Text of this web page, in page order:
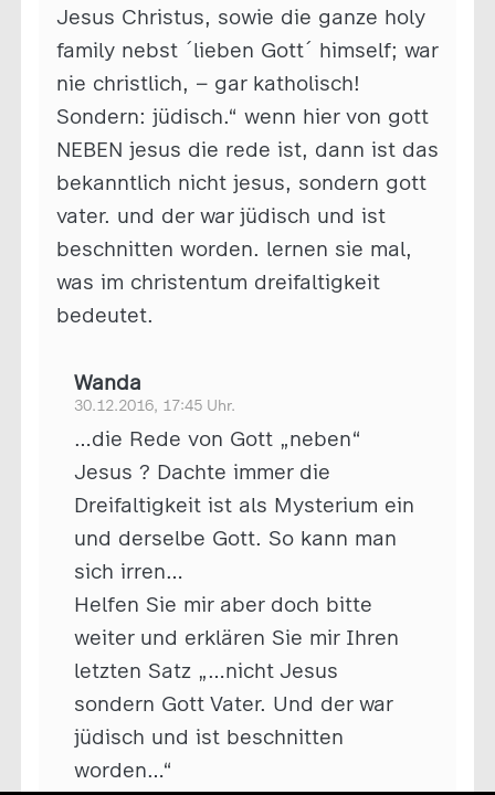
Jesus Christus, sowie die ganze holy
family nebst ´lieben Gott´ himself; war
nie christlich, – gar katholisch!
Sondern: jüdisch.“ wenn hier von gott
NEBEN jesus die rede ist, dann ist das
bekanntlich nicht jesus, sondern gott
vater. und der war jüdisch und ist
beschnitten worden. lernen sie mal,
was im christentum dreifaltigkeit
bedeutet.
Wanda
30.12.2016, 17:45 Uhr.
…die Rede von Gott „neben“
Jesus ? Dachte immer die
Dreifaltigkeit ist als Mysterium ein
und derselbe Gott. So kann man
sich irren…
Helfen Sie mir aber doch bitte
weiter und erklären Sie mir Ihren
letzten Satz „…nicht Jesus
sondern Gott Vater. Und der war
jüdisch und ist beschnitten
worden…“